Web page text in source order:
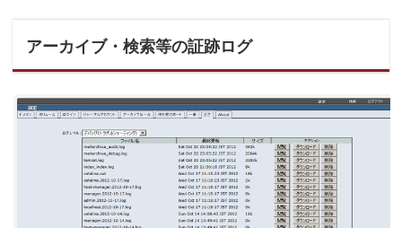
アーカイブ・検索等の証跡ログ